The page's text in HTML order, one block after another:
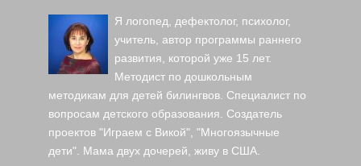
Я логопед, дефектолог, психолог,
учитель, автор программы раннего
развития, которой уже 15 лет.
Методист по дошкольным
методикам для детей билингвов. Специалист по
вопросам детского образования. Создатель
проектов "Играем с Викой", "Многоязычные
дети". Мама двух дочерей, живу в США.